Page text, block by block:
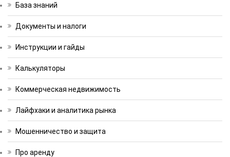
База знаний
Документы и налоги
Инструкции и гайды
Калькуляторы
Коммерческая недвижимость
Лайфхаки и аналитика рынка
Мошенничество и защита
Про аренду